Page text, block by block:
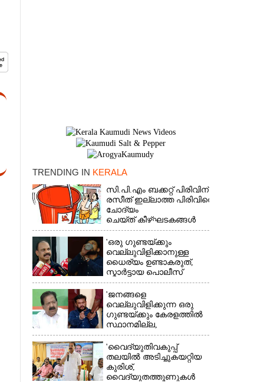
TRENDING IN KERALA
സി.പി.എം ബക്കറ്റ് പിരിവിന്:
രസീത് ഇല്ലാത്ത പിരിവിനെ
ചോദ്യം
ചെയ്ത് കീഴ്ഘടകങ്ങൾ
'ഒരു ഗുണ്ടയ്ക്കും
വെല്ലുവിളിക്കാനുള്ള
ധൈര്യം ഉണ്ടാകരുത്,
സ്മാർട്ടായ പൊലീസ്
കേരളത്തിലുണ്ട്':
എഡിജിപി പി വിജയൻ
'ജനങ്ങളെ
വെല്ലുവിളിക്കുന്ന ഒരു
ഗുണ്ടയ്ക്കും കേരളത്തിൽ
സ്ഥാനമില്ല,​
അവരെല്ലാം
പൊലീസിന്റെ
നിരീക്ഷണത്തിലാണ്'
'വൈദ്യുതിവകുപ്പ്
തലയിൽ അടിച്ചുകയറ്റിയ
കുരിശ്‌,
വൈദ്യുതത്തൂണുകൾ
×